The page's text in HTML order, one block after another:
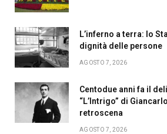
L’inferno a terra: lo
dignità delle persone
AGOSTO 7, 2026
Centodue anni fa il
“L’Intrigo” di
retroscena
AGOSTO 7, 2026